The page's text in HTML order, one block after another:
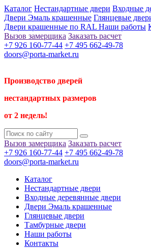
Каталог Нестандартные двери Входные
Двери Эмаль крашенные Глянцевые
Двери крашенные по RAL Наши работы
Вызов замерщика Заказать расчет
+7 926 160-77-44 +7 495 662-49-78
doors@porta-market.ru
Производство дверей
нестандартных размеров
от 2 недель!
Вызов замерщика Заказать расчет
+7 926 160-77-44 +7 495 662-49-78
doors@porta-market.ru
Каталог
Нестандартные двери
Входные деревянные двери
Двери Эмаль крашенные
Глянцевые двери
Тамбурные двери
Наши работы
Контакты